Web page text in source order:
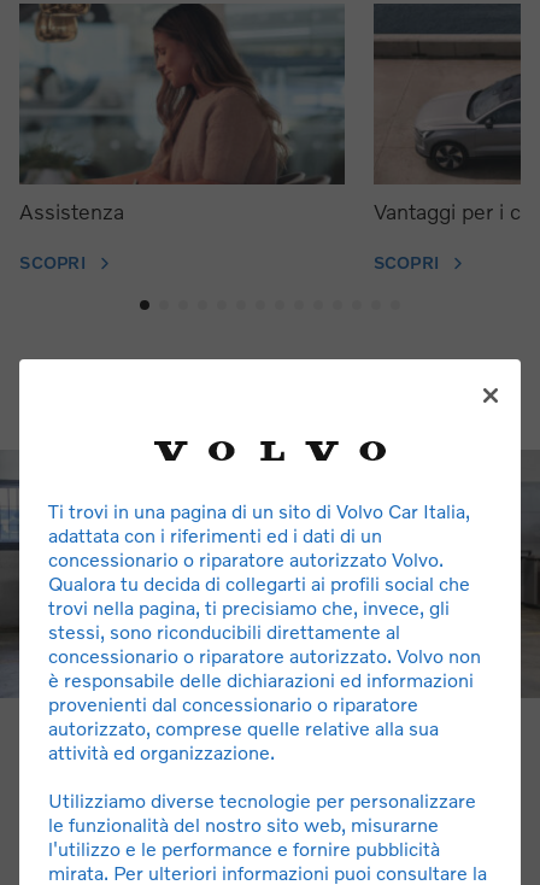
Assistenza
SCOPRI
Vantaggi per i
SCOPRI
Chi Siamo
assistenza dedicata a tutti i possessori di autoveicoli
VOLVO.
Le origini dell’azienda risalgono al lontano 1958, quando il
Ti trovi in una pagina di un sito di Volvo Car Italia,
adattata con i riferimenti ed i dati di un
concessionario o riparatore autorizzato Volvo.
Qualora tu decida di collegarti ai profili social che
trovi nella pagina, ti precisiamo che, invece, gli
stessi, sono riconducibili direttamente al
concessionario o riparatore autorizzato. Volvo non
è responsabile delle dichiarazioni ed informazioni
provenienti dal concessionario o riparatore
autorizzato, comprese quelle relative alla sua
attività ed organizzazione.
Utilizziamo diverse tecnologie per personalizzare
le funzionalità del nostro sito web, misurarne
l'utilizzo e le performance e fornire pubblicità
mirata. Per ulteriori informazioni puoi consultare la